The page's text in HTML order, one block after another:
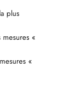
plus
mesures «
«